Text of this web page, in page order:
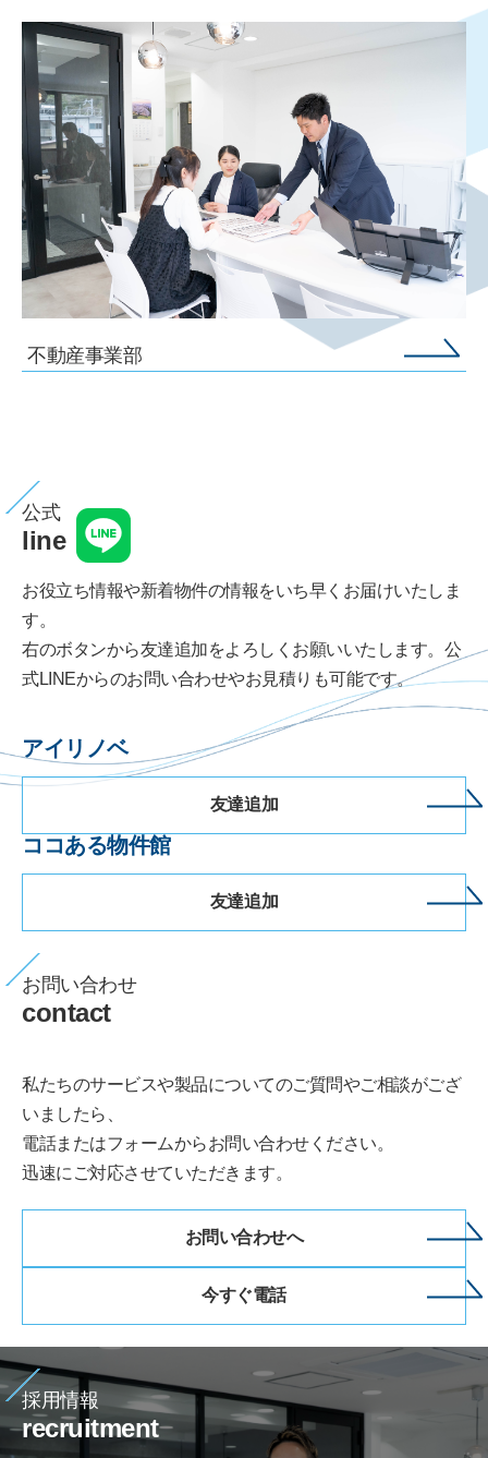
不動産事業部
公式
line
お役立ち情報や新着物件の情報をいち早くお届けいたしま
す。
右のボタンから友達追加をよろしくお願いいたします。公
式LINEからのお問い合わせやお見積りも可能です。
アイリノベ
友達追加
ココある物件館
友達追加
お問い合わせ
contact
私たちのサービスや製品についてのご質問やご相談がござ
いましたら、
電話またはフォームからお問い合わせください。
迅速にご対応させていただきます。
お問い合わせへ
今すぐ電話
採用情報
recruitment